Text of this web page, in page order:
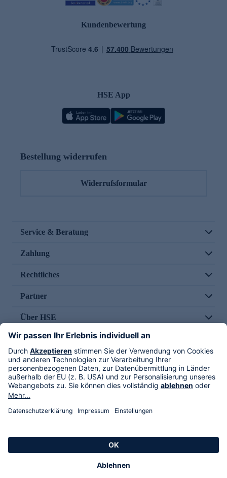
Kundenbewertung
HSE App
Bestellung widerrufen
Widerrufsformular
Service & Beratung
Zahlung
Rechtliches
Partner
Über HSE
Im TV
HSE International